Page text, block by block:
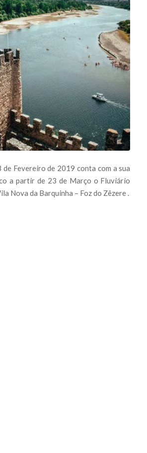
de Fevereiro de 2019 conta com a sua
a partir de 23 de Março o Fluviário
Nova da Barquinha – Foz do Zêzere .